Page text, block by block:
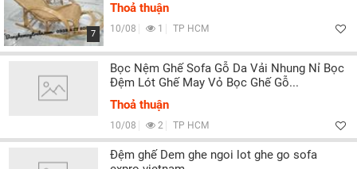
7
Thoả thuận
10/08 1 TP HCM
Bọc Nệm Ghế Sofa Gỗ Da Vải Nhung Nỉ Bọc
Đệm Lót Ghế May Vỏ Bọc Ghế Gỗ...
Thoả thuận
10/08 2 TP HCM
Đệm ghế Dem ghe ngoi lot ghe go sofa